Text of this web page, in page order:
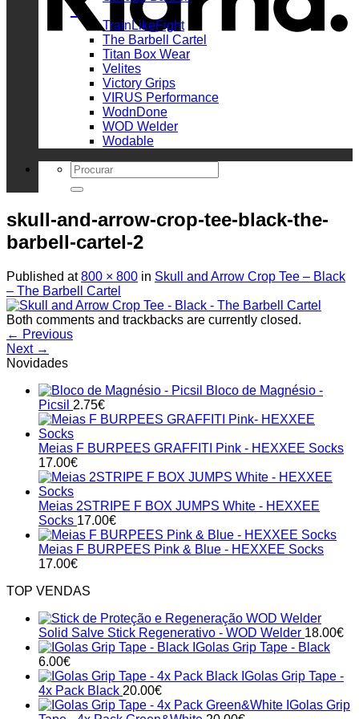
_
TrainLikeFight
The Barbell Cartel
Titan Box Wear
Velites
Victory Grips
VIRUS Performance
WodnDone
WOD Welder
Wodable
Search
for:
skull-and-arrow-crop-tee-black-the-
barbell-cartel-2
Published at800 × 800 in Skull and Arrow Crop Tee – Black
– The Barbell Cartel
Both comments and trackbacks are currently closed.
← Previous
Next →
Novidades
Bloco de Magnésio -
Picsil 2.75€
Meias F BURPEES GRAFFITI Pink - HEXXEE Socks
17.00€
Meias 2STRIPE F BOX JUMPS White - HEXXEE
Socks 17.00€
Meias F BURPEES Pink & Blue - HEXXEE Socks
17.00€
TOP VENDAS
Solid Salve Stick Regenerativo - WOD Welder 18.00€
IGolas Grip Tape - Black
6.00€
IGolas Grip Tape -
4x Pack Black 20.00€
IGolas Grip